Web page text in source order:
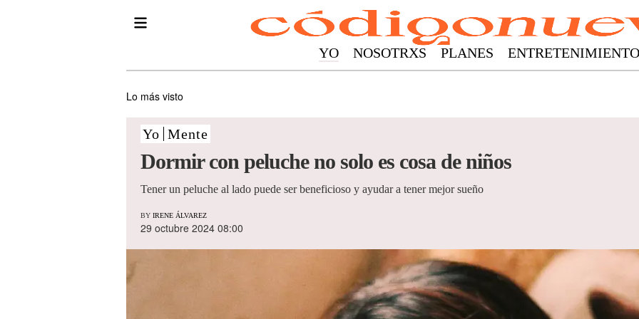
YO NOSOTRXS PLANES ENTRETENIMIENTO
Lo más visto
Yo Mente
Dormir con peluche no solo es cosa de niños
Tener un peluche al lado puede ser beneficioso y ayudar a tener mejor sueño
BY IRENE ÁLVAREZ
29 octubre 2024 08:00